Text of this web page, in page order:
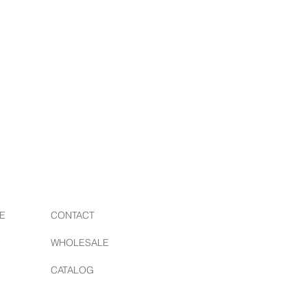
ロダクトを現代に蘇らせるブラン
CONTACT
WHOLESALE
CATALOG